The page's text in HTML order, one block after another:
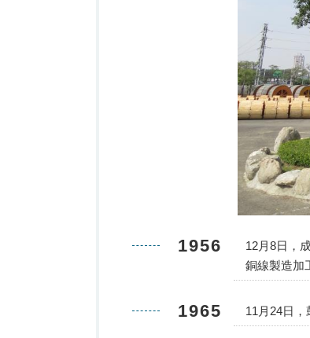
1956
12月8日，
銅線製造加
1965 11月24日